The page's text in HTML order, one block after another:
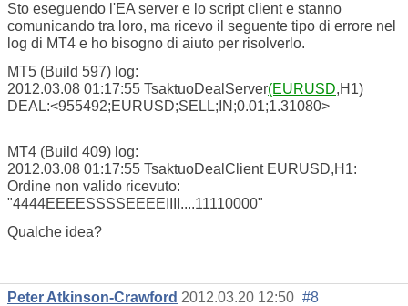
Sto eseguendo l'EA server e lo script client e stanno
comunicando tra loro, ma ricevo il seguente tipo di errore nel
log di MT4 e ho bisogno di aiuto per risolverlo.
MT5 (Build 597) log:
2012.03.08 01:17:55 TsaktuoDealServer(EURUSD,H1)
DEAL:<955492;EURUSD;SELL;IN;0.01;1.31080>
MT4 (Build 409) log:
2012.03.08 01:17:55 TsaktuoDealClient EURUSD,H1:
Ordine non valido ricevuto:
"4444EEEESSSSEEEEIIII....11110000"
Qualche idea?
Peter Atkinson-Crawford 2012.03.20 12:50 #8